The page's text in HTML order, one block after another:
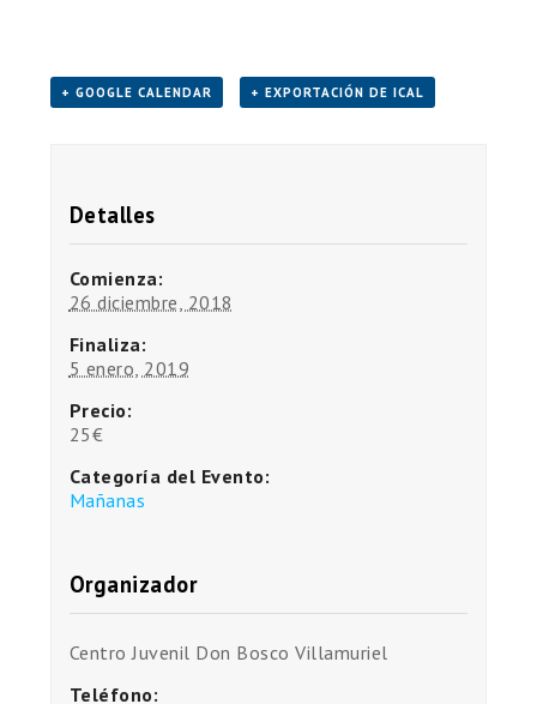
+ GOOGLE CALENDAR + EXPORTACIÓN DE ICAL
Detalles
Comienza:
26 diciembre, 2018
Finaliza:
5 enero, 2019
Precio:
25€
Categoría del Evento:
Mañanas
Organizador
Centro Juvenil Don Bosco Villamuriel
Teléfono: